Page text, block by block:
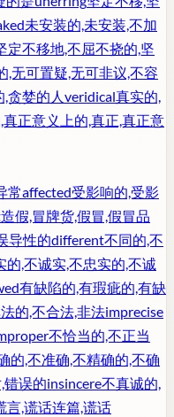
未安装的,未安装,不加
定不移地,不屈不挠的,坚
,无可置疑,无可非议,不容
贪婪的人 veridical真实的,
真正意义上的,真正,真正意
常affected受影响的,受影
造假,冒牌货,假冒,假冒品
导性的different不同的,不
的,不诚实,不忠实的,不诚
有缺陷的,有瑕疵的,有缺
的,不合法,非法imprecise
不恰当的,不正当
的,不准确,不精确的,不确
错误的insincere不真诚的,
言,谎话连篇,谎话